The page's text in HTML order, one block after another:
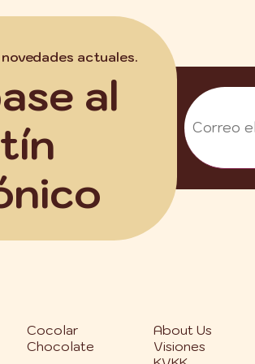
actuales.
al
Cocolar
Chocolate
About Us
Visiones